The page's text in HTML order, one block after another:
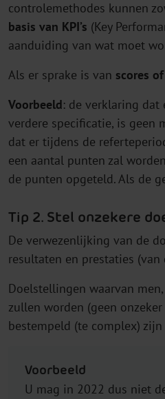
controlemethodes kunnen
basis van KPI’s (Key
aanduiding van wat moet
Als er sprake is van scores
Voorbeeld: de verklaring dat
verdere specificatie, is
dat er tijdens de
een aantal punten zal
de punten opgeteld. Als de
Tip 2. Stel onzekere
De verwezenlijking van de
resultaten en prestaties
Doelstellingen waarvan
zullen worden (geen
bestempeld (te complex)
Voorbeeld
U mag in 2022 dus niet